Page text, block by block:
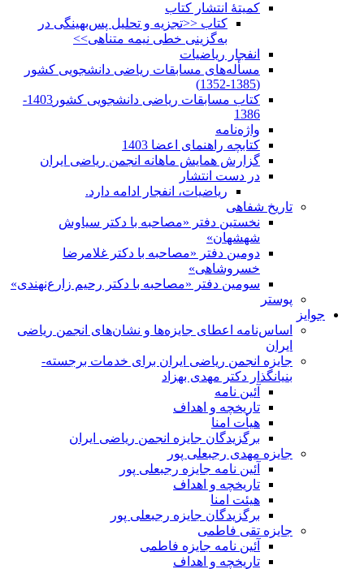
کمیتۀ انتشار کتاب
کتاب <<تجزیه و تحلیل پس‌بهینگی در
به‌گزینی خطی نیمه متناهی>>
انفجار ریاضیات
مسأله‌های مسابقات ریاضی دانشجویی کشور
(1385-1352)
کتاب مسابقات ریاضی دانشجویی کشور1403-
1386
واژه‌نامه
کتابچه راهنمای اعضا 1403
گزارش همایش ماهانه انجمن ریاضی ایران
در دست انتشار
ریاضیات، انفجار ادامه دارد.
تاریخ شفاهی
نخستین دفتر «مصاحبه با دکتر سیاوش
شهشهان»
دومین دفتر «مصاحبه با دکتر غلامرضا
خسروشاهی»
سومین دفتر «مصاحبه با دکتر رحیم زارع‌نهندی»
پوستر
جوایز
اساس‌نامه اعطای جایزه‌ها و نشان‌های انجمن ریاضی
ایران
جایزه انجمن ریاضی ایران برای خدمات برجسته-
بنیانگذار دکتر مهدی بهزاد
آئین نامه
تاریخچه و اهداف
هیأت امنا
برگزیدگان جایزه انجمن ریاضی ایران
جایزه مهدی رجبعلی پور
آئین نامه جایزه رجبعلی پور
تاریخچه و اهداف
هیئت امنا
برگزیدگان جایزه رجبعلی پور
جایزه تقی فاطمی
آئین نامه جایزه فاطمی
تاریخچه و اهداف